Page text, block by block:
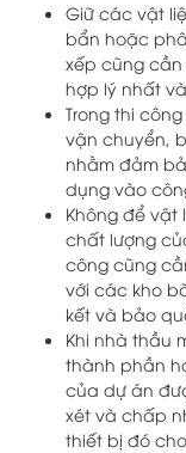
Giữ các vật
bẩn hoặc
xếp cũng
hợp lý nhất
Trong thi
vận chuyển,
nhằm đảm
dụng vào
Không để vật
chất lượng
công cũng
với các kho
kết và bảo
Khi nhà thầu
thành phần
của dự án
xét và chấp
thiết bị đó cho